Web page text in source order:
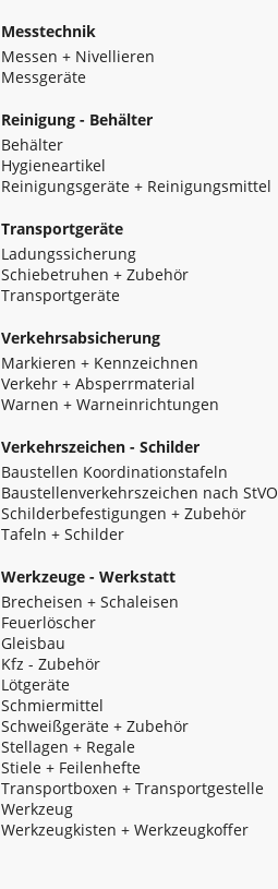
Messtechnik
Messen + Nivellieren
Messgeräte
Reinigung - Behälter
Behälter
Hygieneartikel
Reinigungsgeräte + Reinigungsmittel
Transportgeräte
Ladungssicherung
Schiebetruhen + Zubehör
Transportgeräte
Verkehrsabsicherung
Markieren + Kennzeichnen
Verkehr + Absperrmaterial
Warnen + Warneinrichtungen
Verkehrszeichen - Schilder
Baustellen Koordinationstafeln
Baustellenverkehrszeichen nach StVO
Schilderbefestigungen + Zubehör
Tafeln + Schilder
Werkzeuge - Werkstatt
Brecheisen + Schaleisen
Feuerlöscher
Gleisbau
Kfz - Zubehör
Lötgeräte
Schmiermittel
Schweißgeräte + Zubehör
Stellagen + Regale
Stiele + Feilenhefte
Transportboxen + Transportgestelle
Werkzeug
Werkzeugkisten + Werkzeugkoffer